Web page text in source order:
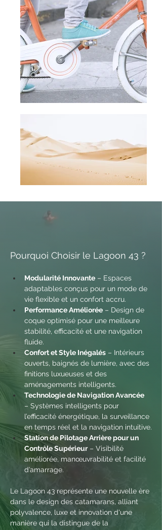
Pourquoi Choisir le Lagoon 43 ?
Modularité Innovante – Espaces
adaptables conçus pour un mode de
vie flexible et un confort accru.
Performance Améliorée – Design de
coque optimisé pour une meilleure
stabilité, efficacité et une navigation
fluide.
Confort et Style Inégalés – Intérieurs
ouverts, baignés de lumière, avec des
finitions luxueuses et des
aménagements intelligents.
Technologie de Navigation Avancée
– Systèmes intelligents pour
l’efficacité énergétique, la surveillance
en temps réel et la navigation intuitive.
Station de Pilotage Arrière pour un
Contrôle Supérieur – Visibilité
améliorée, manœuvrabilité et facilité
d’amarrage.
Le Lagoon 43 représente une nouvelle ère
dans le design des catamarans, alliant
polyvalence, luxe et innovation d'une
manière qui la distingue de la